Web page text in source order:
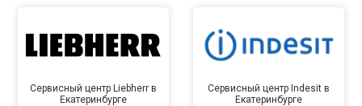
Сервисный центр Liebherr в
Екатеринбурге
Сервисный центр Indesit в
Екатеринбурге